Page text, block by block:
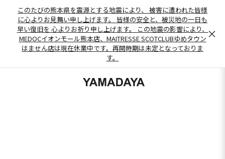
このたびの熊本県を震源とする地震により、 被害に遭われた皆様
に心よりお見舞い申し上げます。 皆様の安全と、被災地の一日も
早い復旧を 心よりお祈り申し上げます。 この地震の影響により、
MEDOCイオンモール熊本店、MAITRESSE SCOTCLUBゆめタウン
はません店は現在休業中です。再開時期は未定となっておりま
す。
×